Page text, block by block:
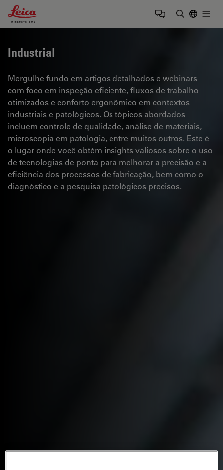
Leica Microsystems Logo
Industrial
Mergulhe fundo em artigos detalhados e webinars
com foco em inspeção eficiente, fluxos de trabalho
otimizados e conforto ergonômico em contextos
industriais e patológicos. Os tópicos abordados
incluem controle de qualidade, análise de materiais,
microscopia em patologia, entre muitos outros. Este é
o lugar onde você obtém insights valiosos sobre o uso
de tecnologias de ponta para melhorar a precisão e a
eficiência dos processos de fabricação, bem como o
diagnóstico e a pesquisa patológicos precisos.